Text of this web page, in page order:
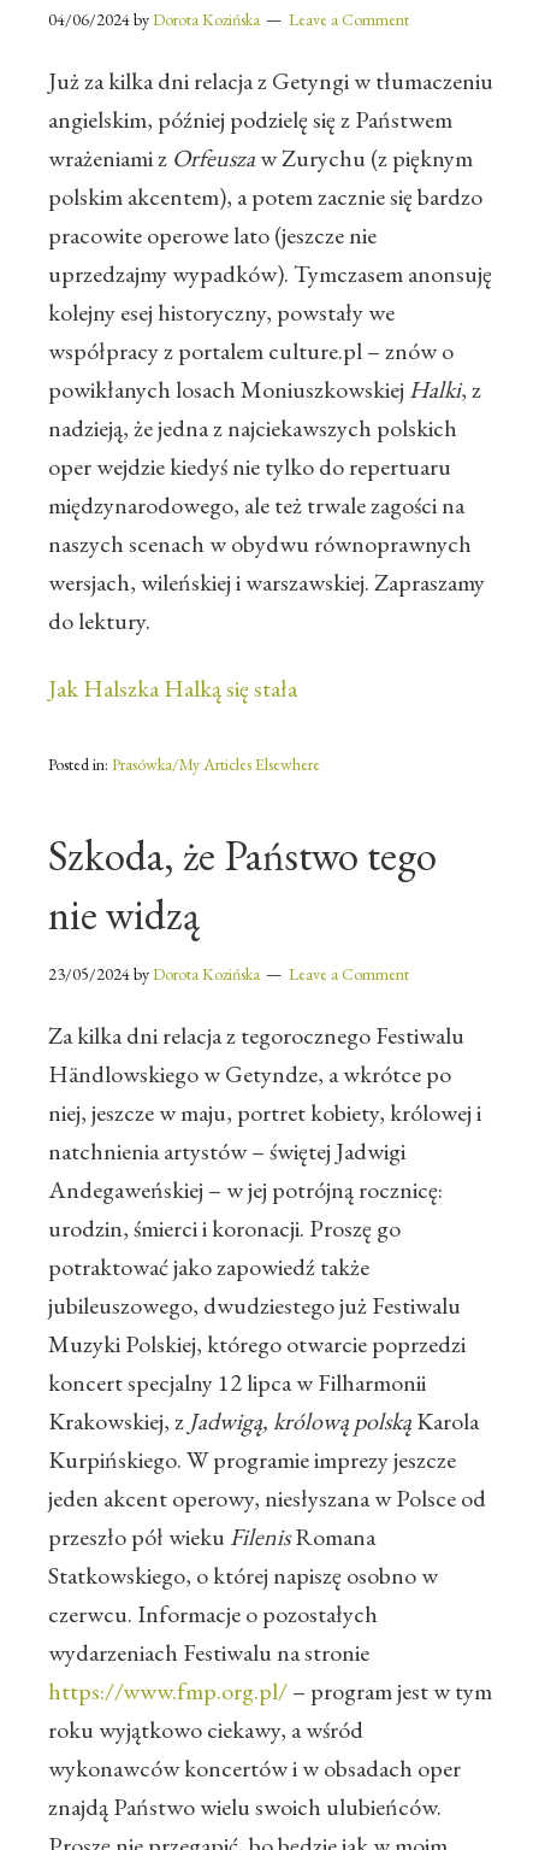
04/06/2024byDorota Kozińska Leave a Comment
Już za kilka dni relacja z Getyngi w tłumaczeniu
angielskim, później podzielę się z Państwem
wrażeniami z Orfeuszaw Zurychu (z pięknym
polskim akcentem), a potem zacznie się bardzo
pracowite operowe lato (jeszcze nie
uprzedzajmy wypadków). Tymczasem anonsuję
kolejny esej historyczny, powstały we
współpracy z portalem culture.pl – znów o
powikłanych losach Moniuszkowskiej Halki, z
nadzieją, że jedna z najciekawszych polskich
oper wejdzie kiedyś nie tylko do repertuaru
międzynarodowego, ale też trwale zagości na
naszych scenach w obydwu równoprawnych
wersjach, wileńskiej i warszawskiej. Zapraszamy
do lektury.
Jak Halszka Halką się stała
Posted in: Prasówka/My Articles Elsewhere
Szkoda, że Państwo tego
nie widzą
23/05/2024byDorota Kozińska Leave a Comment
Za kilka dni relacja z tegorocznego Festiwalu
Händlowskiego w Getyndze, a wkrótce po
niej, jeszcze w maju, portret kobiety, królowej i
natchnienia artystów – świętej Jadwigi
Andegaweńskiej – w jej potrójną rocznicę:
urodzin, śmierci i koronacji. Proszę go
potraktować jako zapowiedź także
jubileuszowego, dwudziestego już Festiwalu
Muzyki Polskiej, którego otwarcie poprzedzi
koncert specjalny 12 lipca w Filharmonii
Krakowskiej, z Jadwigą, królową polskąKarola
Kurpińskiego. W programie imprezy jeszcze
jeden akcent operowy, niesłyszana w Polsce od
przeszło pół wiekuFilenisRomana
Statkowskiego, o której napiszę osobno w
czerwcu. Informacje o pozostałych
wydarzeniach Festiwalu na stronie
https://www.fmp.org.pl/– program jest w tym
roku wyjątkowo ciekawy, a wśród
wykonawców koncertów i w obsadach oper
znajdą Państwo wielu swoich ulubieńców.